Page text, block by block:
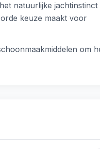
natuurlijke jachtinstinct
keuze maakt voor
om